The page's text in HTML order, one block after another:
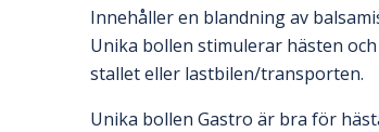
Innehåller en blandning av
Unika bollen stimulerar hästen
stallet eller lastbilen/transporten.
Unika bollen Gastro är bra för